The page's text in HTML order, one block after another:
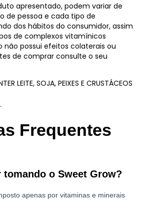
apresentado, podem variar de
de pessoa e cada tipo de
dos hábitos do consumidor, assim
de complexos vitamínicos
não possui efeitos colaterais ou
de comprar consulte o seu
LEITE, SOJA, PEIXES E CRUSTÁCEOS
Frequentes
tomando o Sweet Grow?
apenas por vitaminas e minerais